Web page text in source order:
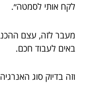
לקח אותי לסמטה״.
מעבר לזה, עצם
באים לעבוד חכם.
וזה בדיוק סוג